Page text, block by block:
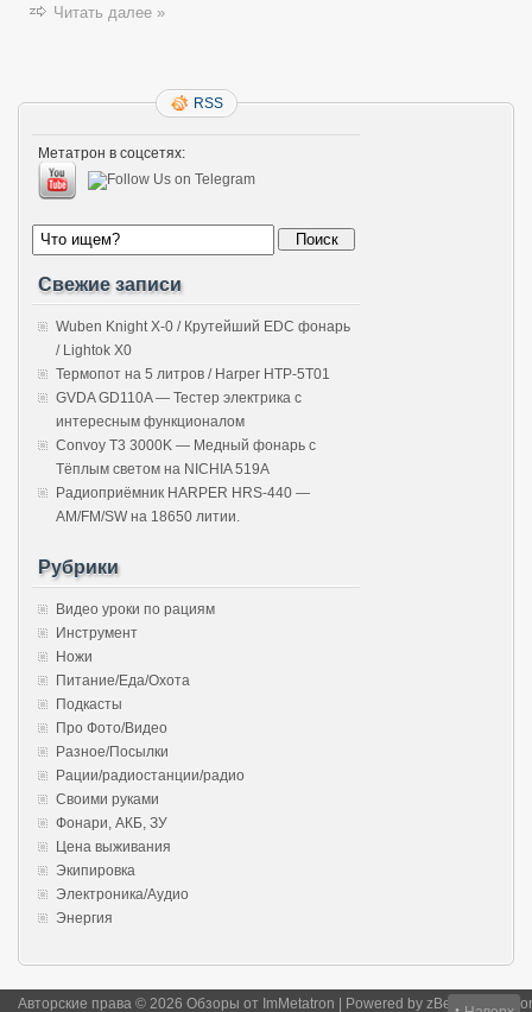
Читать далее »
RSS
Метатрон в соцсетях:
Свежие записи
Wuben Knight X-0 / Крутейший EDC фонарь
/ Lightok X0
Термопот на 5 литров / Harper HTP-5T01
GVDA GD110A — Тестер электрика с
интересным функционалом
Convoy T3 3000K — Медный фонарь с
Тёплым светом на NICHIA 519A
Радиоприёмник HARPER HRS-440 —
AM/FM/SW на 18650 литии.
Рубрики
Видео уроки по рациям
Инструмент
Ножи
Питание/Еда/Охота
Подкасты
Про Фото/Видео
Разное/Посылки
Рации/радиостанции/радио
Своими руками
Фонари, АКБ, ЗУ
Цена выживания
Экипировка
Электроника/Аудио
Энергия
Авторские права © 2026 Обзоры от ImMetatron | Powered by zBench